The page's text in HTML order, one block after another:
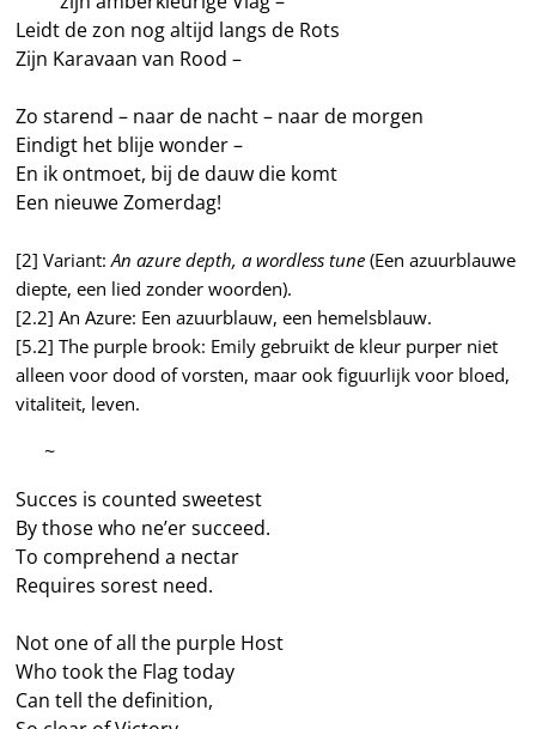
Leidt de zon nog altijd langs de Rots
Zijn Karavaan van Rood –
Zo starend – naar de nacht – naar de morgen
Eindigt het blije wonder –
En ik ontmoet, bij de dauw die komt
Een nieuwe Zomerdag!
[2] Variant:An azure depth, a wordless tune (Een azuurblauwe
diepte, een lied zonder woorden).
[2.2] An Azure: Een azuurblauw, een hemelsblauw.
[5.2] The purple brook: Emily gebruikt de kleur purper niet
alleen voor dood of vorsten, maar ook figuurlijk voor bloed,
vitaliteit, leven.
—–~
Succes is counted sweetest
By those who ne’er succeed.
To comprehend a nectar
Requires sorest need.
Not one of all the purple Host
Who took the Flag today
Can tell the definition,